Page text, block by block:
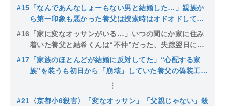
#15 「なんであんなしょーもない男と結婚した…」親族か
ら第一印象も悪かった養父は捜索時はオドオドしてい
て他人ゴト…警察が今になって封鎖した公衆トイレの
謎【京都小６遺棄】
#16 「家に変なオッサンがいる…」いつの間にか家に住み
着いた養父と結希くんは“不仲”だった、失踪翌日には
身内も「ダンナが怪しい」警察は覆面パトカーで常に
追跡【京都小６遺棄】
#17 「家族のほとんどが結婚に反対してた」“心配する家
族”を装うも初日から「崩壊」していた養父の偽装工
作…覆面パトカーに尾行されると猿芝居【京都小６遺
#21 〈京都小6殺害〉「変なオッサン」「父親じゃない」殺